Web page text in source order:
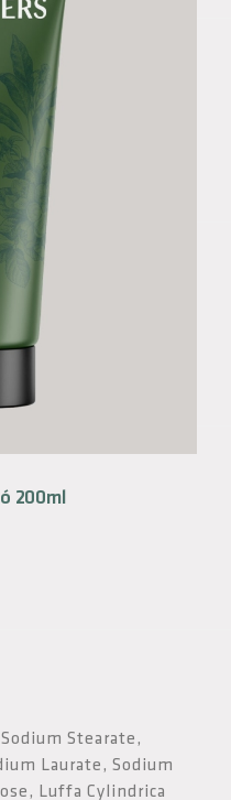
200ml
Stearate,
Laurate, Sodium
Luffa Cylindrica